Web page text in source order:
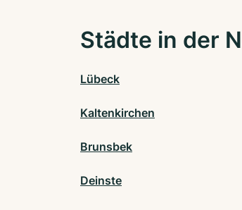
Städte in der
Lübeck
Kaltenkirchen
Brunsbek
Deinste